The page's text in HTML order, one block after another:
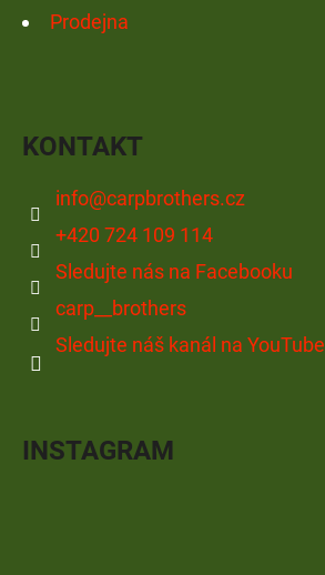
Prodejna
KONTAKT
info@carpbrothers.cz
+420 724 109 114
Sledujte nás na Facebooku
carp__brothers
Sledujte náš kanál na YouTube
INSTAGRAM